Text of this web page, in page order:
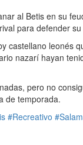
al Betis en su
para defender
castellano leonés
nazarí hayan
pero no
de temporada.
#Recreativo